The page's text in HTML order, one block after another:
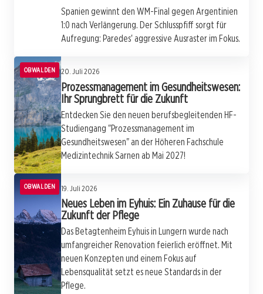
Spanien gewinnt den WM-Final gegen Argentinien
1:0 nach Verlängerung. Der Schlusspfiff sorgt für
Aufregung: Paredes' aggressive Ausraster im Fokus.
OBWALDEN 20. Juli 2026
Prozessmanagement im Gesundheitswesen:
Ihr Sprungbrett für die Zukunft
Entdecken Sie den neuen berufsbegleitenden HF-
Studiengang "Prozessmanagement im
Gesundheitswesen" an der Höheren Fachschule
Medizintechnik Sarnen ab Mai 2027!
OBWALDEN 19. Juli 2026
Neues Leben im Eyhuis: Ein Zuhause für die
Zukunft der Pflege
Das Betagtenheim Eyhuis in Lungern wurde nach
umfangreicher Renovation feierlich eröffnet. Mit
neuen Konzepten und einem Fokus auf
Lebensqualität setzt es neue Standards in der
Pflege.
19. Juli 2026